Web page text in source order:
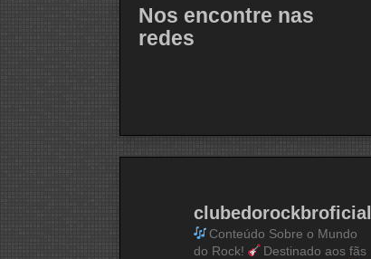
Nos encontre nas
redes
clubedorockbroficial
Conteúdo Sobre o Mundo
do Rock!
Destinado aos fãs